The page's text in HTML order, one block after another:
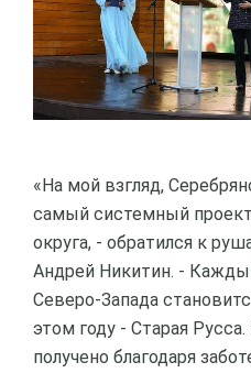
«На мой взгляд,
самый системный
округа, - обратился к
Андрей Никитин. -
Северо-Запада
этом году - Старая
получено благодаря